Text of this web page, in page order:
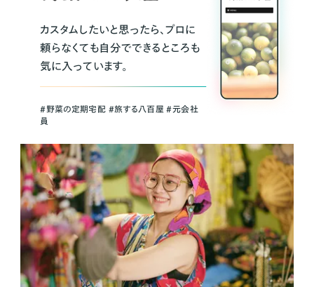
カスタムしたいと思ったら、プロに
頼らなくても自分でできるところも
気に入っています。
＃野菜の定期宅配 ＃旅する八百屋 ＃元会社
員